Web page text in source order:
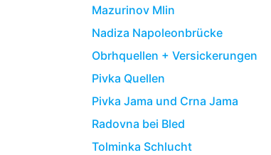
Mazurinov Mlin
Nadiza Napoleonbrücke
Obrhquellen + Versickerungen
Pivka Quellen
Pivka Jama und Crna Jama
Radovna bei Bled
Tolminka Schlucht